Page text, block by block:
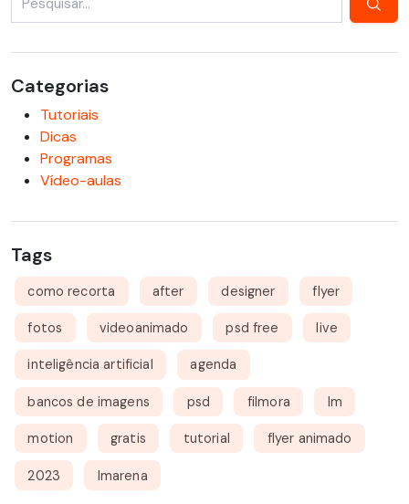
Categorias
Tutoriais
Dicas
Programas
Vídeo-aulas
Tags
como recorta after designer flyer
fotos videoanimado psd free live
inteligência artificial agenda
bancos de imagens psd filmora lm
motion gratis tutorial flyer animado
2023 lmarena